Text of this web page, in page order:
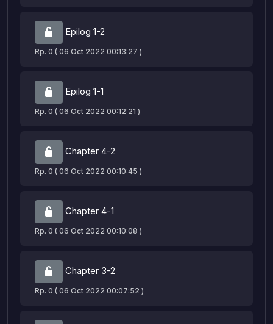
Epilog 1-2
Rp. 0 ( 06 Oct 2022 00:13:27 )
Epilog 1-1
Rp. 0 ( 06 Oct 2022 00:12:21 )
Chapter 4-2
Rp. 0 ( 06 Oct 2022 00:10:45 )
Chapter 4-1
Rp. 0 ( 06 Oct 2022 00:10:08 )
Chapter 3-2
Rp. 0 ( 06 Oct 2022 00:07:52 )